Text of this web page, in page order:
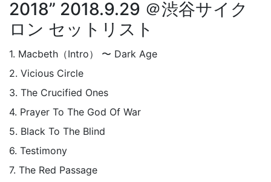
2018” 2018.9.29 ＠渋谷サイク
ロン セットリスト
1. Macbeth（Intro） 〜 Dark Age
2. Vicious Circle
3. The Crucified Ones
4. Prayer To The God Of War
5. Black To The Blind
6. Testimony
7. The Red Passage